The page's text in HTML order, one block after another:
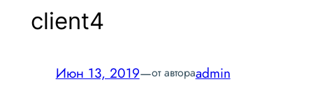
client4
Июн 13, 2019—от автораadmin